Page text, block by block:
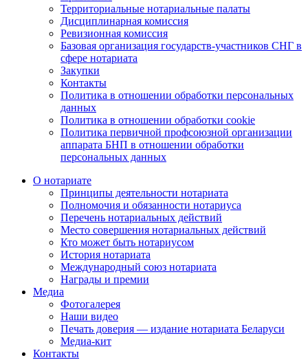
Территориальные нотариальные палаты
Дисциплинарная комиссия
Ревизионная комиссия
Базовая организация государств-участников СНГ в
сфере нотариата
Закупки
Контакты
Политика в отношении обработки персональных
данных
Политика в отношении обработки cookie
Политика первичной профсоюзной организации
аппарата БНП в отношении обработки
персональных данных
О нотариате
Принципы деятельности нотариата
Полномочия и обязанности нотариуса
Перечень нотариальных действий
Место совершения нотариальных действий
Кто может быть нотариусом
История нотариата
Международный союз нотариата
Награды и премии
Медиа
Фотогалерея
Наши видео
Печать доверия — издание нотариата Беларуси
Медиа-кит
Контакты